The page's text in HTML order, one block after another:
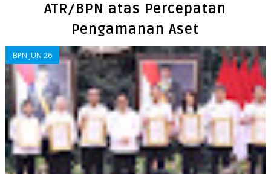
ATR/BPN atas Percepatan
Pengamanan Aset
BPN JUN 26